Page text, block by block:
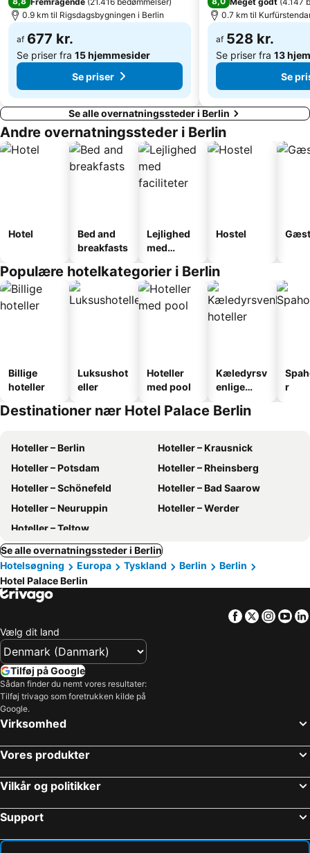
Centrum Judaicum
Wedding
Pankow
0.9 km til Rigsdagsbygningen i Berlin
af 677 kr.
Se priser fra 15 hjemmesider
Se priser
0.7 km til
af 528 kr.
Se priser fra 13
Se
Se alle overnatningssteder i Berlin
Andre overnatningssteder i Berlin
Hotel
Bed and
breakfasts
Lejlighed
med
Hostel
Populære hotelkategorier i Berlin
Billige
hoteller
Luksushot
eller
Hoteller
med pool
Kæledyrsv
enlige
r
Destinationer nær Hotel Palace Berlin
Hoteller – Berlin
Hoteller – Krausnick
Hoteller – Potsdam
Hoteller – Rheinsberg
Hoteller – Schönefeld
Hoteller – Bad Saarow
Hoteller – Neuruppin
Hoteller – Werder
Hoteller – Teltow
Se alle overnatningssteder i Berlin
Hotelsøgning
Europa Tyskland Berlin
Berlin
Hotel Palace Berlin
Facebook
Twitter
Vælg dit land
Tilføj på Google
Sådan finder du nemt vores resultater:
Tilføj trivago som foretrukken kilde på
Google.
Virksomhed
Vores produkter
Vilkår og politikker
Support